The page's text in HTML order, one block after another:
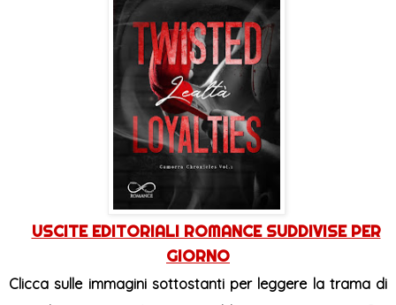
USCITE EDITORIALI ROMANCE SUDDIVISE PER
GIORNO
Clicca sulle immagini sottostanti per leggere la tramadi